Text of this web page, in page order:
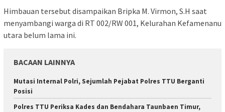
Himbauan tersebut disampaikan Bripka M. Virmon, S.H saat
menyambangi warga di RT 002/RW 001, Kelurahan Kefamenanu
utara belum lama ini.
BACAAN LAINNYA
Mutasi Internal Polri, Sejumlah Pejabat Polres TTU Berganti
Posisi
Polres TTU Periksa Kades dan Bendahara Taunbaen Timur,